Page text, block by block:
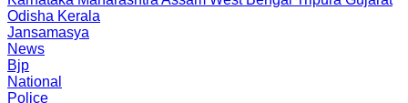
Odisha Kerala
Jansamasya
News
Bjp
National
Police